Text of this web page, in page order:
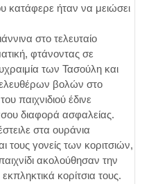
κατάφερε ήταν να μειώσει
στο τελευταίο
φτάνοντας σε
των Τασούλη και
βολών στο
παιχνιδιού έδινε
διαφορά ασφαλείας.
στα ουράνια
τους γονείς των κοριτσιών,
ακολούθησαν την
κορίτσια τους.